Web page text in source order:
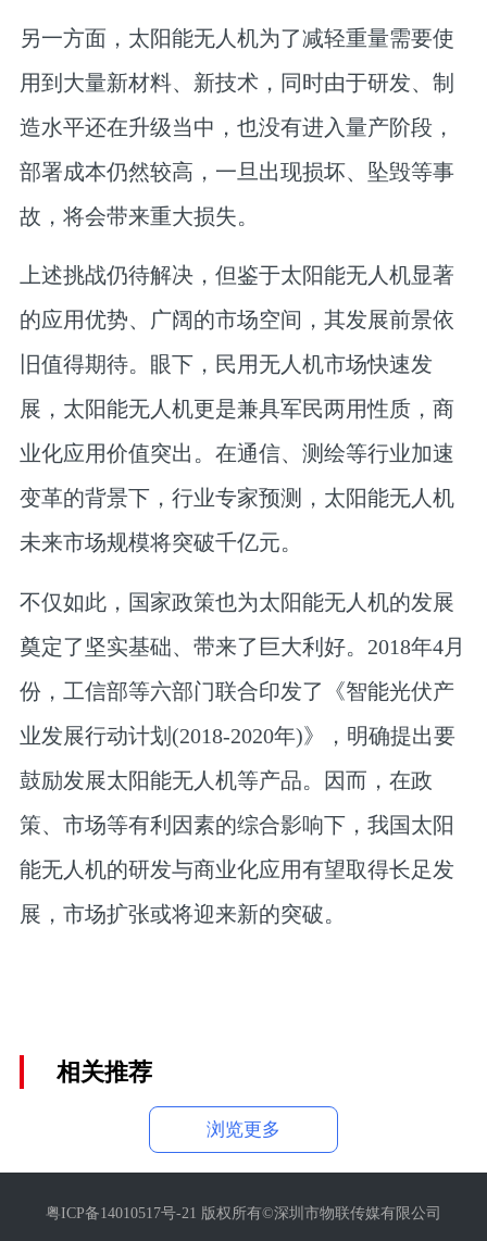
另一方面，太阳能无人机为了减轻重量需要使
用到大量新材料、新技术，同时由于研发、制
造水平还在升级当中，也没有进入量产阶段，
部署成本仍然较高，一旦出现损坏、坠毁等事
故，将会带来重大损失。
上述挑战仍待解决，但鉴于太阳能无人机显著
的应用优势、广阔的市场空间，其发展前景依
旧值得期待。眼下，民用无人机市场快速发
展，太阳能无人机更是兼具军民两用性质，商
业化应用价值突出。在通信、测绘等行业加速
变革的背景下，行业专家预测，太阳能无人机
未来市场规模将突破千亿元。
不仅如此，国家政策也为太阳能无人机的发展
奠定了坚实基础、带来了巨大利好。2018年4月
份，工信部等六部门联合印发了《智能光伏产
业发展行动计划(2018-2020年)》，明确提出要
鼓励发展太阳能无人机等产品。因而，在政
策、市场等有利因素的综合影响下，我国太阳
能无人机的研发与商业化应用有望取得长足发
展，市场扩张或将迎来新的突破。
相关推荐
浏览更多
粤ICP备14010517号-21 版权所有©深圳市物联传媒有限公司